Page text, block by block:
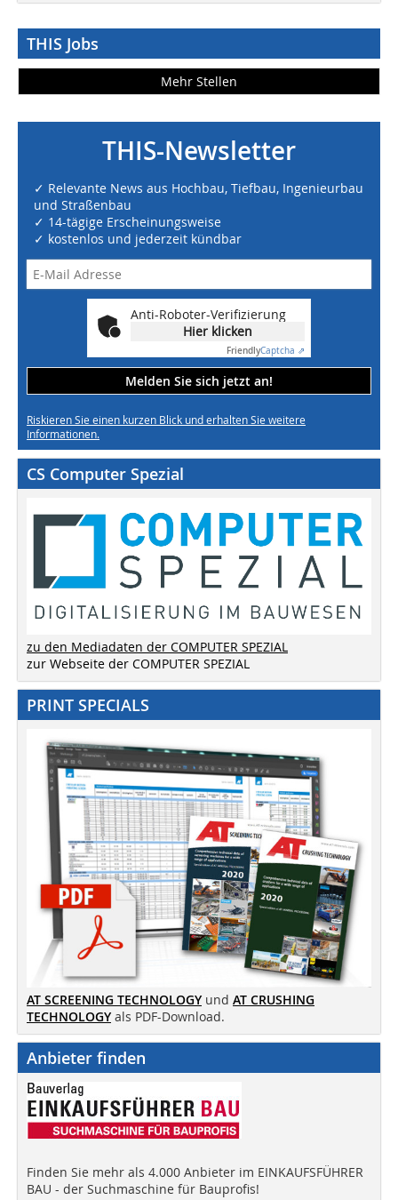
THIS Jobs
Mehr Stellen
THIS-Newsletter
✓ Relevante News aus Hochbau, Tiefbau, Ingenieurbau
und Straßenbau
✓ 14-tägige Erscheinungsweise
✓ kostenlos und jederzeit kündbar
Anti-Roboter-Verifizierung
Hier klicken
FriendlyCaptcha ⇗
Melden Sie sich jetzt an!
Riskieren Sie einen kurzen Blick und erhalten Sie weitere
Informationen.
CS Computer Spezial
zu den Mediadaten der COMPUTER SPEZIAL
zur Webseite der COMPUTER SPEZIAL
PRINT SPECIALS
AT SCREENING TECHNOLOGY und AT CRUSHING
TECHNOLOGY als PDF-Download.
Anbieter finden
Finden Sie mehr als 4.000 Anbieter im EINKAUFSFÜHRER
BAU - der Suchmaschine für Bauprofis!